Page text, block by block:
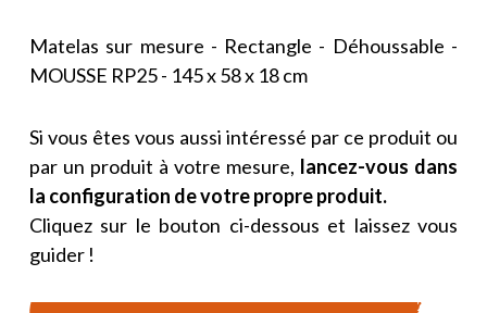
Matelas sur mesure - Rectangle - Déhoussable -
MOUSSE RP25 - 145 x 58 x 18 cm
Si vous êtes vous aussi intéressé par ce produit ou
par un produit à votre mesure, lancez-vous dans
la configuration de votre propre produit.
Cliquez sur le bouton ci-dessous et laissez vous
guider !